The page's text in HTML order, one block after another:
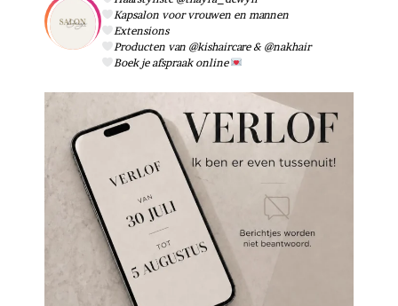
Kapsalon voor vrouwen en mannen
Extensions
Producten van @kishaircare & @nakhair
Boek je afspraak online
Verlofperiode 2026
10
2